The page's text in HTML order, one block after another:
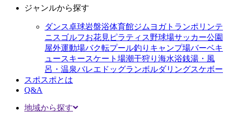
ジャンルから探す
ダンス卓球岩盤浴体育館ジム ヨガトランポリンテ
ニス ゴルフお花見 ピラティス野球場サッカー公園
屋外運動場バク転プール釣り キャンプ場バーベキ
ュースキースケート場潮干狩り 海水浴銭湯・風
呂・温泉バレエ ドッグランボルダリングスケボー
スポスポとは
Q&A
地域から探す